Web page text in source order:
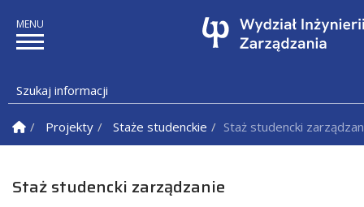
Szukaj informacji
Strona Główna
Projekty Staże studenckie Staż studencki
Staż studencki zarządzanie